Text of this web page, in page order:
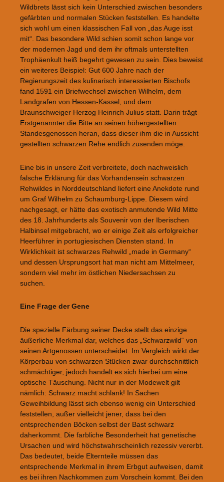
Wildbrets lässt sich kein Unterschied zwischen besonders
gefärbten und normalen Stücken feststellen. Es handelte
sich wohl um einen klassischen Fall von „das Auge isst
mit“. Das besondere Wild schien somit schon lange vor
der modernen Jagd und dem ihr oftmals unterstellten
Trophäenkult heiß begehrt gewesen zu sein. Dies beweist
ein weiteres Beispiel: Gut 600 Jahre nach der
Regierungszeit des kulinarisch interessierten Bischofs
fand 1591 ein Briefwechsel zwischen Wilhelm, dem
Landgrafen von Hessen-Kassel, und dem
Braunschweiger Herzog Heinrich Julius statt. Darin trägt
Erstgenannter die Bitte an seinen höhergestellten
Standesgenossen heran, dass dieser ihm die in Aussicht
gestellten schwarzen Rehe endlich zusenden möge.
Eine bis in unsere Zeit verbreitete, doch nachweislich
falsche Erklärung für das Vorhandensein schwarzen
Rehwildes in Norddeutschland liefert eine Anekdote rund
um Graf Wilhelm zu Schaumburg-Lippe. Diesem wird
nachgesagt, er hätte das exotisch anmutende Wild Mitte
des 18. Jahrhunderts als Souvenir von der Iberischen
Halbinsel mitgebracht, wo er einige Zeit als erfolgreicher
Heerführer in portugiesischen Diensten stand. In
Wirklichkeit ist schwarzes Rehwild „made in Germany“
und dessen Ursprungsort hat man nicht am Mittelmeer,
sondern viel mehr im östlichen Niedersachsen zu
suchen.
Eine Frage der Gene
Die spezielle Färbung seiner Decke stellt das einzige
äußerliche Merkmal dar, welches das „Schwarzwild“ von
seinen Artgenossen unterscheidet. Im Vergleich wirkt der
Körperbau von schwarzen Stücken zwar durchschnittlich
schmächtiger, jedoch handelt es sich hierbei um eine
optische Täuschung. Nicht nur in der Modewelt gilt
nämlich: Schwarz macht schlank! In Sachen
Geweihbildung lässt sich ebenso wenig ein Unterschied
feststellen, außer vielleicht jener, dass bei den
entsprechenden Böcken selbst der Bast schwarz
daherkommt. Die farbliche Besonderheit hat genetische
Ursachen und wird höchstwahrscheinlich rezessiv vererbt.
Das bedeutet, beide Elternteile müssen das
entsprechende Merkmal in ihrem Erbgut aufweisen, damit
es bei ihren Nachkommen zum Vorschein kommt. Bei den